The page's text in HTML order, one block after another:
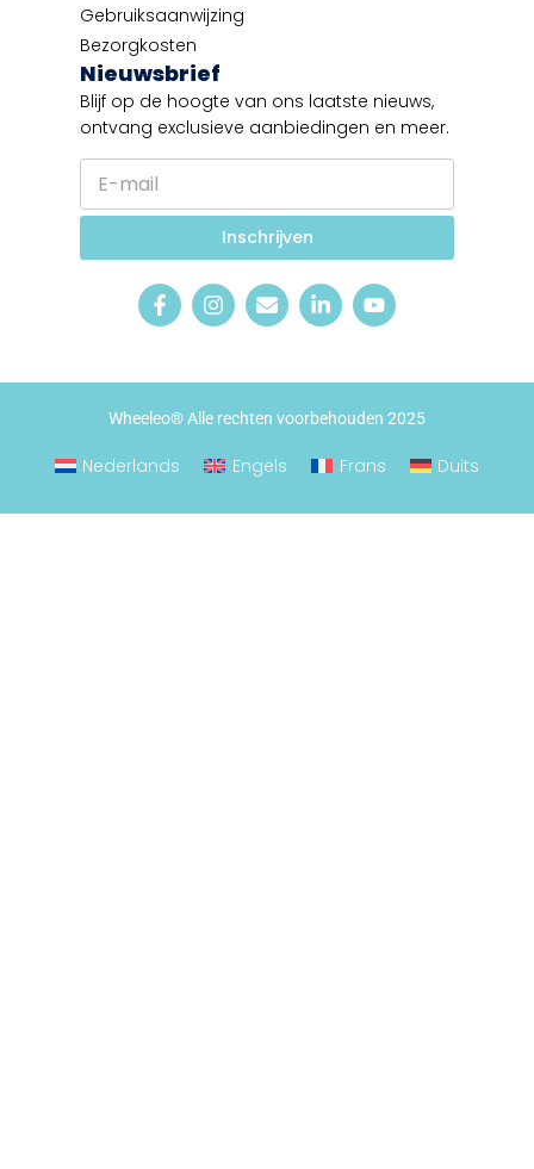
Gebruiksaanwijzing
Bezorgkosten
Nieuwsbrief
Blijf op de hoogte van ons laatste nieuws,
ontvang exclusieve aanbiedingen en meer.
E
m
l
*
-
Inschrijven
Wheeleo® Alle rechten voorbehouden 2025
Nederlands Engels Frans Duits